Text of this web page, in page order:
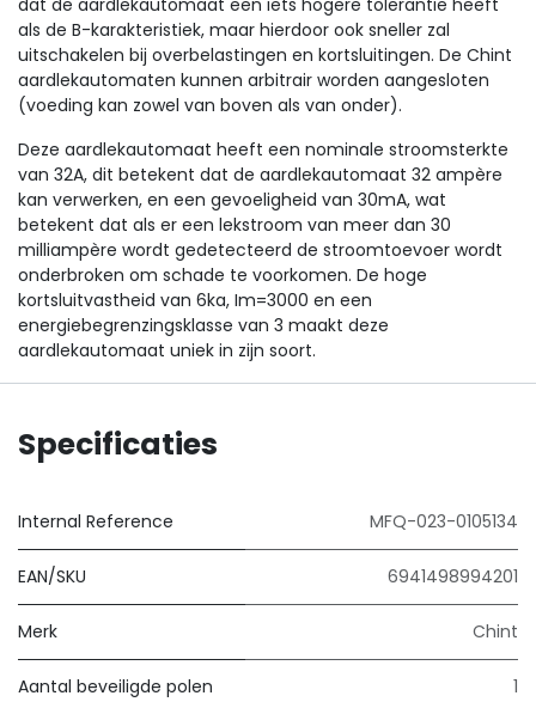
dat de aardlekautomaat een iets hogere tolerantie heeft
als de B-karakteristiek, maar hierdoor ook sneller zal
uitschakelen bij overbelastingen en kortsluitingen. De Chint
aardlekautomaten kunnen arbitrair worden aangesloten
(voeding kan zowel van boven als van onder).
Deze aardlekautomaat heeft een nominale stroomsterkte
van 32A, dit betekent dat de aardlekautomaat 32 ampère
kan verwerken, en een gevoeligheid van 30mA, wat
betekent dat als er een lekstroom van meer dan 30
milliampère wordt gedetecteerd de stroomtoevoer wordt
onderbroken om schade te voorkomen. De hoge
kortsluitvastheid van 6ka, Im=3000 en een
energiebegrenzingsklasse van 3 maakt deze
aardlekautomaat uniek in zijn soort.
Specificaties
Internal Reference MFQ-023-0105134
EAN/SKU 6941498994201
Merk Chint
Aantal beveiligde polen 1